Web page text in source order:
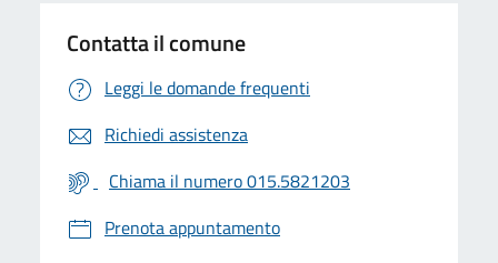
Contatta il comune
Leggi le domande frequenti
Richiedi assistenza
Chiama il numero 015.5821203
Prenota appuntamento